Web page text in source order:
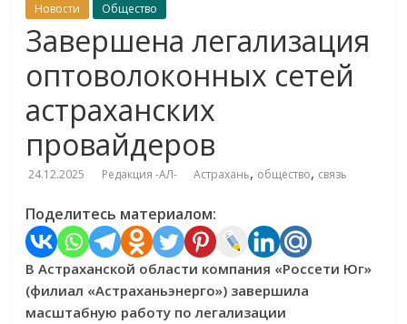
Новости Общество
Завершена легализация
оптоволоконных сетей
астраханских
провайдеров
24.12.2025 Редакция -АЛ- Астрахань, общество, связь
Поделитесь материалом:
В Астраханской области компания «Россети Юг»
(филиал «Астраханьэнерго») завершила
масштабную работу по легализации